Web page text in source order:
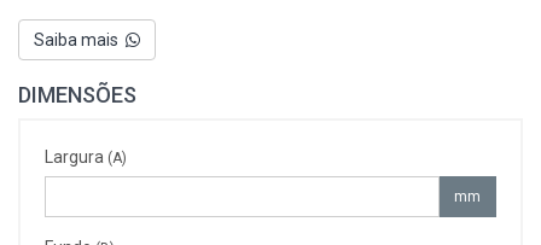
Saiba mais
DIMENSÕES
Largura (A)
mm